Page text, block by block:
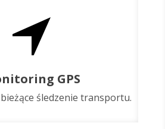
GPS
śledzenie transportu.